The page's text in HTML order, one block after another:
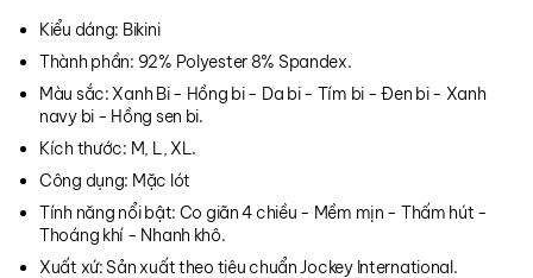
Kiểu dáng: Bikini
Thành phần: 92% Polyester 8% Spandex.
Màu sắc: Xanh Bi - Hồng bi - Da bi - Tím bi - Đen bi - Xanh
navy bi - Hồng sen bi.
Kích thước: M, L, XL.
Công dụng: Mặc lót
Tính năng nổi bật: Co giãn 4 chiều - Mềm mịn - Thấm hút -
Thoáng khí - Nhanh khô.
Xuất xứ: Sản xuất theo tiêu chuẩn Jockey International.